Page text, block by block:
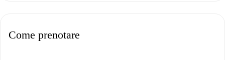
Come prenotare